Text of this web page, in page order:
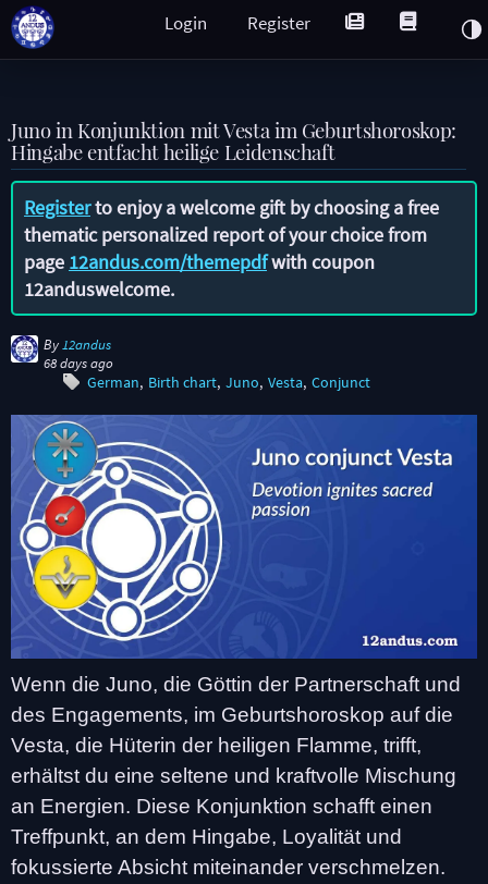
Register
Login
Juno in Konjunktion mit Vesta im Geburtshoroskop:
Hingabe entfacht heilige Leidenschaft
Registerto enjoy a welcome gift by choosing a free
thematic personalized report of your choice from
page 12andus.com/themepdfwith coupon
12anduswelcome.
By 12andus
68 days ago
German Birth chart Juno Vesta Conjunct
Wenn die Juno, die Göttin der Partnerschaft und
des Engagements, im Geburtshoroskop auf die
Vesta, die Hüterin der heiligen Flamme, trifft,
erhältst du eine seltene und kraftvolle Mischung
an Energien. Diese Konjunktion schafft einen
Treffpunkt, an dem Hingabe, Loyalität und
fokussierte Absicht miteinander verschmelzen.